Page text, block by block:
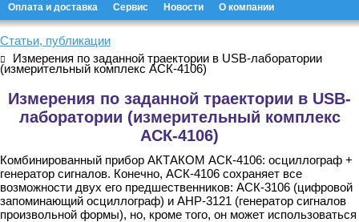
Оплата и доставка Сервис Новости О компании
Статьи, публикации
Измерения по заданной траектории в USB-лаборатории
(измерительный комплекс АСК-4106)
Измерения по заданной траектории в USB-
лаборатории (измерительный комплекс
АСК-4106)
Комбинированный прибор АКТАКОМ АСК-4106: осциллограф +
генератор сигналов. Конечно, АСК-4106 сохраняет все
возможности двух его предшественников: АСК-3106 (цифровой
запоминающий осциллограф) и АНР-3121 (генератор сигналов
произвольной формы), но, кроме того, он может использоваться